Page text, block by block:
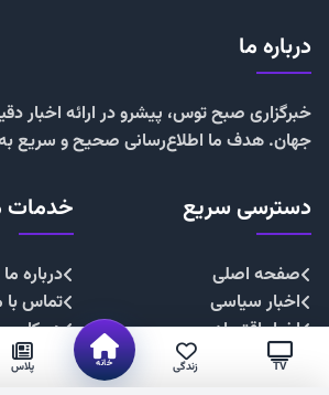
TV زندگی خانه پلاس
درباره ما
خبرگزاری صبح توس، پیشرو در ارائه اخبار
جهان. هدف ما اطلاع‌رسانی صحیح و سریع
دسترسی سریع
صفحه اصلی
اخبار سیاسی
اخبار اقتصادی
اخبار اجتماعی
خدمات
درباره ما
تماس با
همکاری
تبلیغات